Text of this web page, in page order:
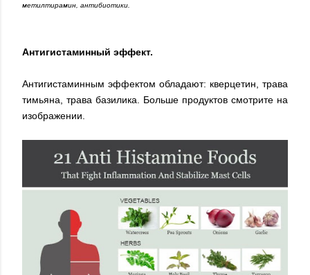
метилтирамин, антибиотики.
Антигистаминный эффект.
Антигистаминным эффектом обладают: кверцетин, трава
тимьяна, трава базилика. Больше продуктов смотрите на
изображении.